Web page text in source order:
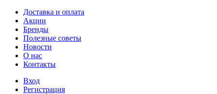
Доставка и оплата
Акции
Бренды
Полезные советы
Новости
О нас
Контакты
Вход
Регистрация